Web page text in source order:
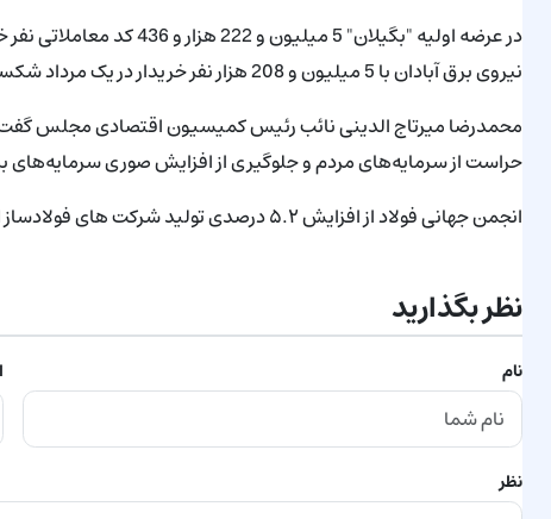
در عرضه اولیه "بگیلان" 5
نیروی برق آبادان با 5 میلیون و 208 هزار نفر خریدار در یک مرداد شکسته شود.
محمدرضا میرتاج الدینی نائب رئیس کمیسیون اقتصادی مجلس
حراست از سرمایه‌های مردم و جلوگیری از افزایش صوری سرمایه‌های
انجمن جهانی فولاد از افزایش ۵.۲ درصدی تولید شرکت های فولادساز ایران و کاهش ۶ درصدی فولاد سازان جهان خبر داد.
نظر بگذارید
نام
نظر